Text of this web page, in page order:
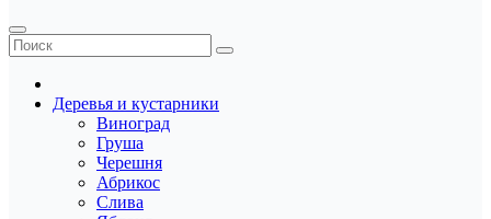
Деревья и кустарники
Виноград
Груша
Черешня
Абрикос
Слива